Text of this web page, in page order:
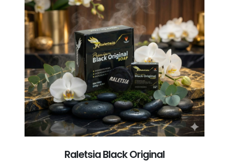
Raletsia Black Original